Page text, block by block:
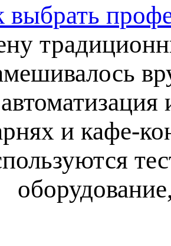
выбрать
и кафе-